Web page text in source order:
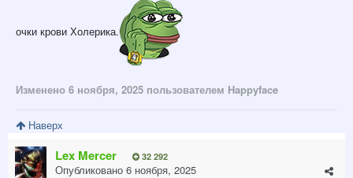
очки крови Холерика.
Изменено 6 ноября, 2025 пользователем Happyface
Наверх
Lex Mercer 32 292
Опубликовано 6 ноября, 2025